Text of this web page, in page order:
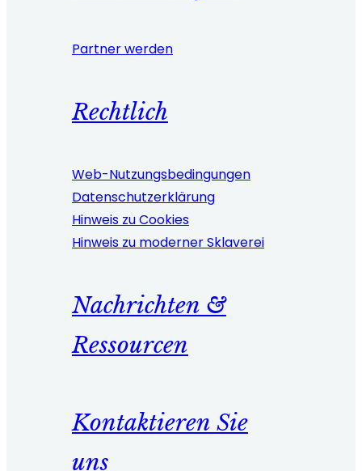
Partner werden
Rechtlich
Web-Nutzungsbedingungen
Datenschutzerklärung
Hinweis zu Cookies
Hinweis zu moderner Sklaverei
Nachrichten &
Ressourcen
Kontaktieren Sie
uns